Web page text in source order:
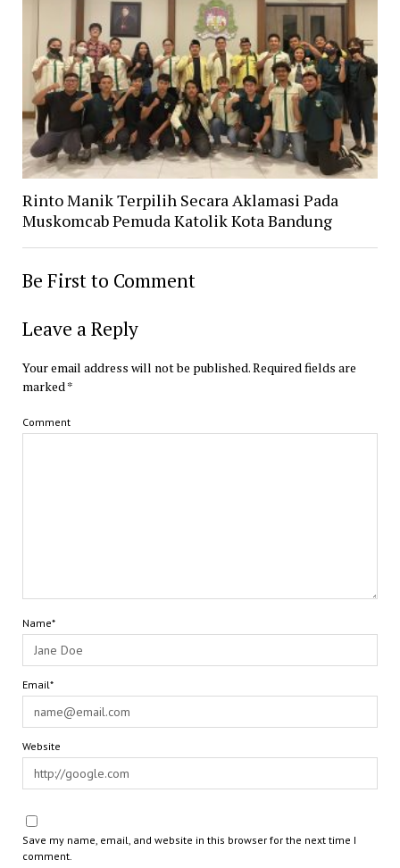
Rinto Manik Terpilih Secara Aklamasi Pada
Muskomcab Pemuda Katolik Kota Bandung
Be First to Comment
Leave a Reply
Your email address will not be published.Required fields are
marked*
Comment
Name*
Email*
Website
Save my name, email, and website in this browser for the next time I
comment.